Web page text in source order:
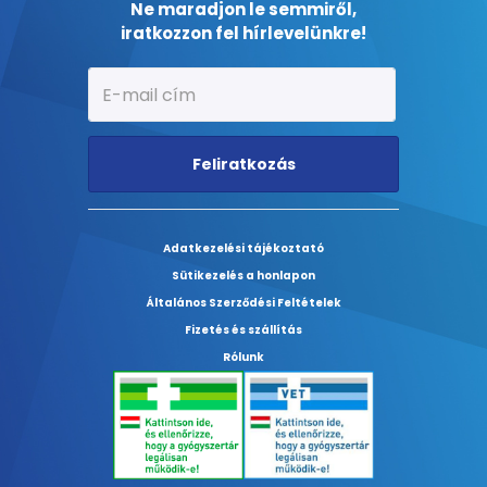
Ne maradjon le semmiről,
iratkozzon fel hírlevelünkre!
Feliratkozás
Adatkezelési tájékoztató
Sütikezelés a honlapon
Általános Szerződési Feltételek
Fizetés és szállítás
Rólunk